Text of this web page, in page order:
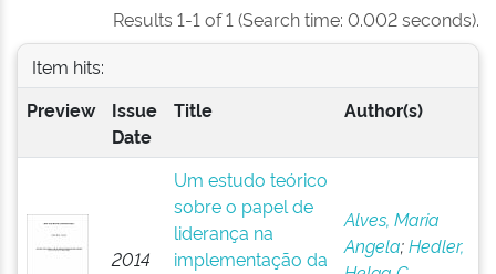
Results 1-1 of 1 (Search time: 0.002 seconds).
Item hits:
Preview
Issue
Date
Title Author(s)
2014
Um estudo teórico
sobre o papel de
liderança na
implementação da
Alves, Maria
Angela;Hedler,